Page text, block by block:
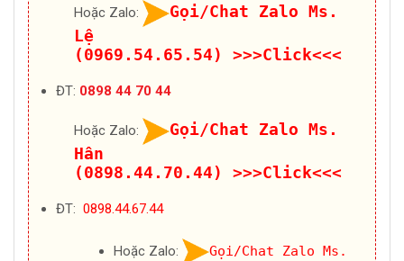
Hoặc Zalo:
Gọi/Chat Zalo Ms.
Lệ
(0969.54.65.54)
>>>Click<<<
ĐT: 0898 44 70 44
Hoặc Zalo:
Gọi/Chat Zalo Ms.
Hân
(0898.44.70.44)
>>>Click<<<
ĐT: 0898.44.67.44
Hoặc Zalo:
Gọi/Chat Zalo Ms.